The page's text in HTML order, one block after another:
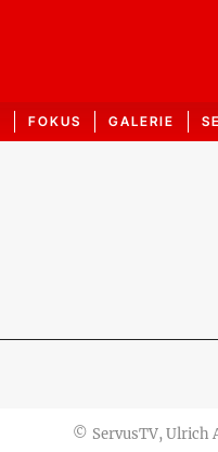
FOKUS GALERIE
© ServusTV, Ulrich